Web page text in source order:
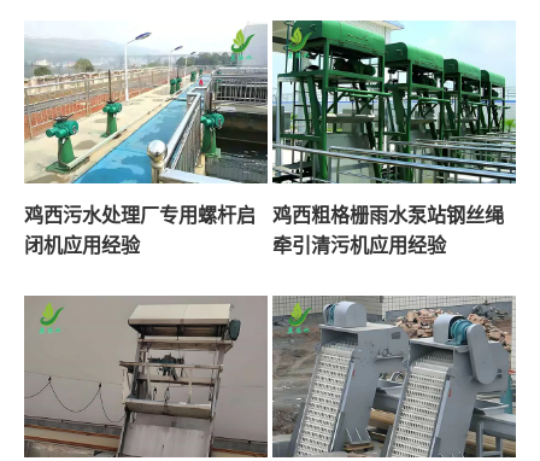
鸡西污水处理厂专用螺杆启
闭机应用经验
鸡西粗格栅雨水泵站钢丝绳
牵引清污机应用经验